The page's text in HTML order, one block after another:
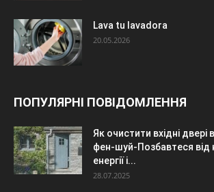
Lava tu lavadora
20.05.2026
ПОПУЛЯРНІ ПОВІДОМЛЕННЯ
Як очистити вхідні двері
фен-шуй-Позбавтеся від
енергії і...
28.07.2025